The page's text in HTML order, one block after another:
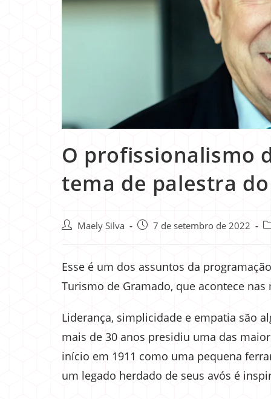
O profissionalismo
tema de palestra
Maely Silva 7 de setembro de 2022
Esse é um dos assuntos da
Turismo de Gramado, que acontece
Liderança, simplicidade e empatia são
mais de 30 anos presidiu uma das
início em 1911 como uma pequena
um legado herdado de seus avós é